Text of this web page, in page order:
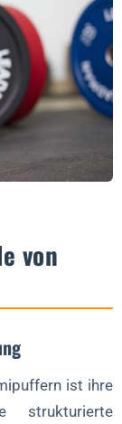
von
ist ihre
strukturierte